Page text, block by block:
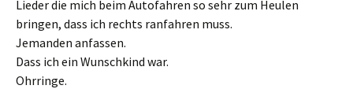
Lieder die mich beim Autofahren so sehr zum Heulen
bringen, dass ich rechts ranfahren muss.
Jemanden anfassen.
Dass ich ein Wunschkind war.
Ohrringe.